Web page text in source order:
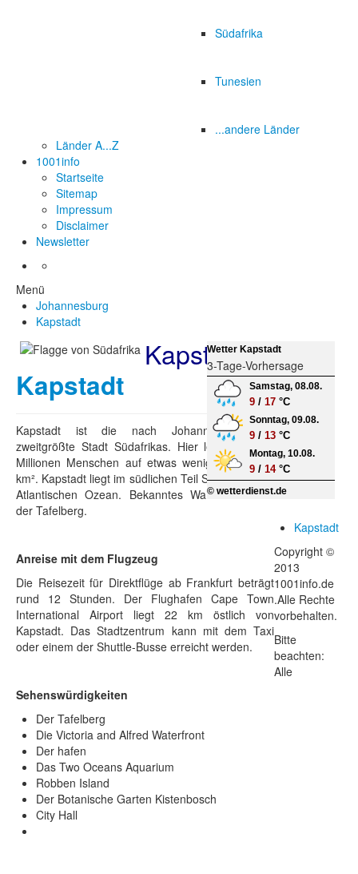
Südafrika
Tunesien
...andere Länder
Länder A...Z
1001info
Startseite
Sitemap
Impressum
Disclaimer
Newsletter
Menü
Johannesburg
Kapstadt
Kapstadt
Kapstadt
Kapstadt ist die nach Johannesburg die
zweitgrößte Stadt Südafrikas. Hier leben rund 4
Millionen Menschen auf etwas weniger als 2500
km². Kapstadt liegt im südlichen Teil Südafrikas am
Atlantischen Ozean. Bekanntes Wahrzeichen ist
der Tafelberg.
Anreise mit dem Flugzeug
Die Reisezeit für Direktflüge ab Frankfurt beträgt
rund 12 Stunden. Der Flughafen Cape Town
International Airport liegt 22 km östlich von
Kapstadt. Das Stadtzentrum kann mit dem Taxi
oder einem der Shuttle-Busse erreicht werden.
Sehenswürdigkeiten
Der Tafelberg
Die Victoria and Alfred Waterfront
Der hafen
Das Two Oceans Aquarium
Robben Island
Der Botanische Garten Kistenbosch
City Hall
Wetter Kapstadt
3-Tage-Vorhersage
Samstag, 08.08.
9/ 17°C
Sonntag, 09.08.
9/ 13°C
Montag, 10.08.
9/ 14°C
© wetterdienst.de
Kapstadt
Copyright ©
2013
1001info.de
.Alle Rechte
vorbehalten.
Bitte
beachten:
Alle